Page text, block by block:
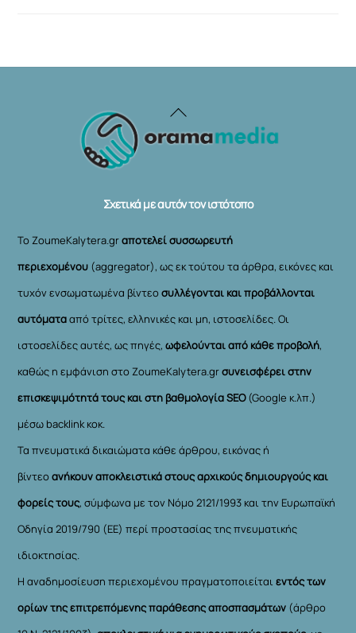
Back
To
Σχετικά με αυτόν τον ιστότοπο
Το ZoumeKalytera.grαποτελεί συσσωρευτή
περιεχομένου (aggregator), ως εκ τούτου τα άρθρα, εικόνες και
τυχόν ενσωματωμένα βίντεοσυλλέγονται και προβάλλονται
αυτόματααπό τρίτες, ελληνικές και μη, ιστοσελίδες. Οι
ιστοσελίδες αυτές, ως πηγές,ωφελούνται από κάθε προβολή,
καθώς η εμφάνιση στο ZoumeKalytera.grσυνεισφέρει στην
επισκεψιμότητά τους και στη βαθμολογία SEO(Google κ.λπ.)
μέσω backlink κοκ.
Τα πνευματικά δικαιώματα κάθε άρθρου, εικόνας ή
βίντεοανήκουν αποκλειστικά στους αρχικούς δημιουργούς και
φορείς τους, σύμφωνα με τον Νόμο 2121/1993 και την Ευρωπαϊκή
Οδηγία 2019/790 (ΕΕ) περί προστασίας της πνευματικής
ιδιοκτησίας.
Η αναδημοσίευση περιεχομένου πραγματοποιείταιεντός των
ορίων της επιτρεπόμενης παράθεσης αποσπασμάτων (άρθρο